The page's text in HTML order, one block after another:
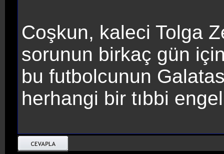
Coşkun, kaleci Tolga
sorunun birkaç gün
bu futbolcunun
herhangi bir tıbbi